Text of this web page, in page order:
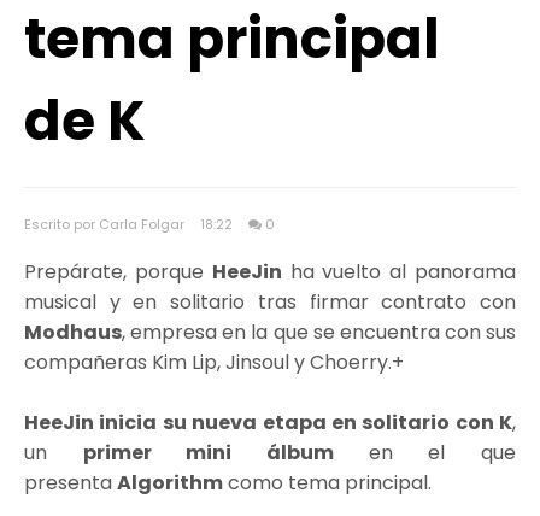
tema principal
de K
Escrito por Carla Folgar 18:22 0
Prepárate, porque HeeJin ha vuelto al panorama
musical y en solitario tras firmar contrato con
Modhaus, empresa en la que se encuentra con sus
compañeras Kim Lip, Jinsoul y Choerry.+
HeeJin inicia su nueva etapa en solitario con K,
un primer mini álbum en el que
presentaAlgorithmcomo tema principal.